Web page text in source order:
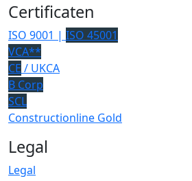
Certificaten
ISO 9001 | ISO 45001
VCA**
CE / UKCA
B Corp
SCL
Constructionline Gold
Legal
Legal